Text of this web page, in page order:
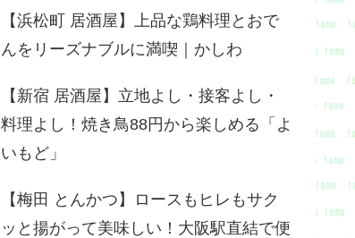
【浜松町 居酒屋】上品な鶏料理とおで
んをリーズナブルに満喫｜かしわ
【新宿 居酒屋】立地よし・接客よし・
料理よし！焼き鳥88円から楽しめる「よ
いもど」
【梅田 とんかつ】ロースもヒレもサク
ッと揚がって美味しい！大阪駅直結で便